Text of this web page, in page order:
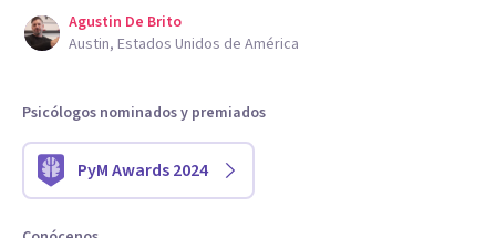
Agustin De Brito
Austin, Estados Unidos de América
Psicólogos nominados y premiados
PyM Awards 2024